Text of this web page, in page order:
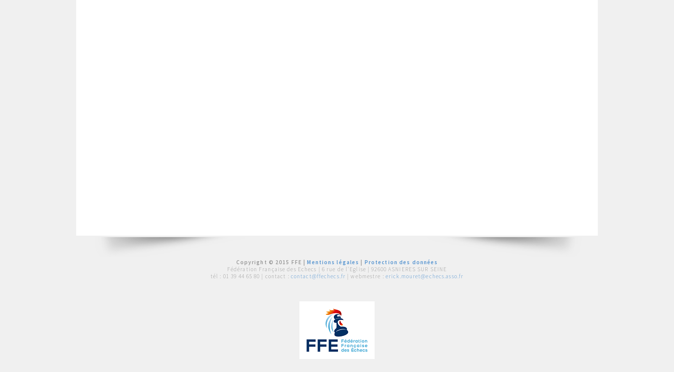
Copyright © 2015 FFE |Mentions légales
Protection des données
Fédération Française des Echecs | 6 rue de l'Eglise | 92600 ASNIERES SUR SEINE
tél : 01 39 44 65 80 | contact : contact@ffechecs.fr | webmestre : erick.mouret@echecs.asso.fr